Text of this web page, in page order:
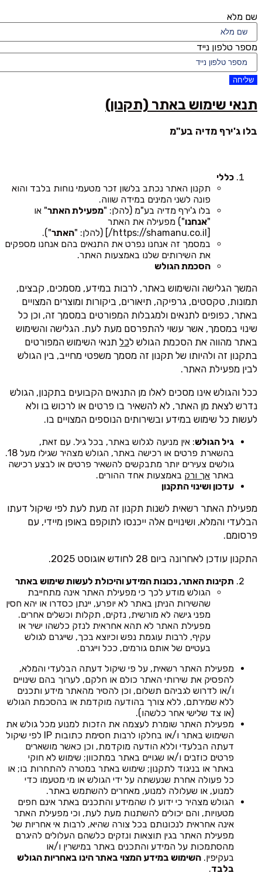
שם מלא
מספר טלפון נייד
שליחה
תנאי שימוש באתר (תקנון)
בלו ג'ירף מדיה בע"מ
כללי
תקנון האתר נכתב בלשון זכר מטעמי נוחות בלבד והוא
פונה לשני המינים במידה שווה.
בלו ג'ירף מדיה בע"מ (להלן: "מפעילת האתר" או
"אנחנו") מפעילה את האתר
האתר").
במסמך זה אנחנו נפרט את התנאים בהם אנחנו מספקים
את השירותים שלנו באמצעות האתר.
הסכמת הגולש
המשך הגלישה והשימוש באתר, לרבות במידע, מסמכים, קבצים,
תמונות, טקסטים, גרפיקה, תיאורים, ביקורות ומוצרים המצויים
באתר, כפופים לתנאים ולמגבלות המפורטים במסמך זה, וכן כל
שינוי במסמך, אשר עשוי להתפרסם מעת לעת. הגלישה והשימוש
באתר מהווה את הסכמת הגולש לכל תנאי השימוש המפורטים
בתקנון זה ולהיותו של תקנון זה מסמך משפטי מחייב, בין הגולש
לבין מפעילת האתר.
ככל והגולש אינו מסכים לאלו מן התנאים הקבועים בתקנון, הגולש
נדרש לצאת מן האתר, לא להשאיר בו פרטים או לרכוש בו ולא
לעשות כל שימוש במידע ובשירותים הנוספים המצויים בו.
גיל הגולש: אין מניעה לגלוש באתר, בכל גיל. עם זאת,
בהשארת פרטים או רכישה באתר, הגולש מצהיר שגילו מעל 18.
גולשים צעירים יותר מתבקשים להשאיר פרטים או לבצע רכישה
באתר אך ורק באמצעות אחד ההורים.
עדכון ושינוי התקנון
מפעילת האתר רשאית לשנות תקנון זה מעת לעת לפי שיקול דעתו
הבלעדי והמלא, ושינויים אלה ייכנסו לתוקפם באופן מיידי, עם
פרסומם.
התקנון עודכן לאחרונה ביום 28 לחודש אוגוסט 2025.
תקינות האתר, נכונות המידע והיכולת לעשות שימוש באתר
הגולש מודע לכך כי מפעילת האתר אינה מתחייבת
שהשירות הניתן באתר לא יופרע, יינתן כסדרו או יהא חסין
מפני גישה לא מורשית, נזקים, תקלות וכשלים אחרים.
מפעילת האתר לא תהא אחראית לנזק כלשהו ישיר או
עקיף, לרבות עוגמת נפש וכיוצא בכך, שייגרם לגולש
בעטיים של אותם גורמים, ככל וייגרם.
מפעילת האתר רשאית, על פי שיקול דעתה הבלעדי והמלא,
להפסיק את שירותי האתר כולם או חלקם, לערוך בהם שינויים
ו/או לדרוש לגביהם תשלום, וכן להסיר מהאתר מידע ותכנים
ללא שמירתם, ללא צורך בהודעה מוקדמת או בהסכמת הגולש
(או צד שלישי אחר כלשהו).
מפעילת האתר שומרת לעצמה את הזכות למנוע מכל גולש את
השימוש באתר ו/או בחלקו לרבות חסימת כתובות IP לפי שיקול
דעתה הבלעדי וללא הודעה מוקדמת, וכן כאשר מושארים
פרטים כוזבים ו/או שגויים באתר במתכוון; שימוש לא חוקי
באתר או בניגוד לתקנון; שימוש באתר במטרה להתחרות בו; או
כל פעולה אחרת שנעשתה על ידי הגולש או מי מטעמו כדי
למנוע, או שעלולה למנוע, מאחרים להשתמש באתר.
הגולש מצהיר כי ידוע לו שהמידע והתכנים באתר אינם חפים
מטעויות, והם יכולים להשתנות מעת לעת, וכי מפעילת האתר
אינה אחראית לנכונותם בכל צורה שהיא, לרבות אי אחריות של
מפעילת האתר בגין תוצאות ונזקים כלשהם העלולים להיגרם
מהסתמכות על המידע והתכנים באתר במישרין ו/או
בעקיפין. השימוש במידע המצוי באתר הינו באחריות הגולש
בלבד.